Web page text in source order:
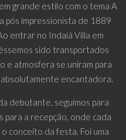
grande estilo com o tema A
pós impressionista de 1889
entrar no Indaiá Villa em
sido transportados
e atmosfera se uniram para
encantadora.
debutante, seguimos para
a recepção, onde cada
conceito da festa. Foi uma